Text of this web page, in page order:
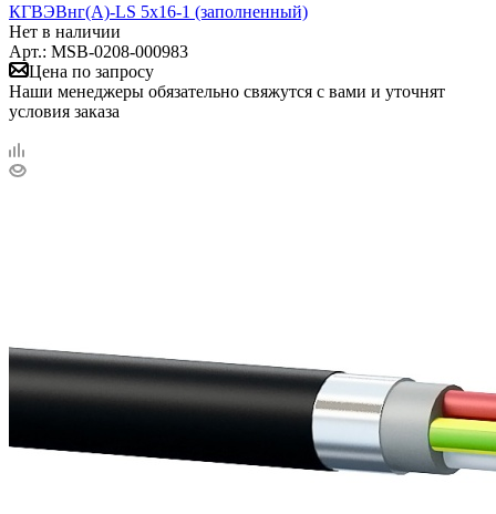
КГВЭВнг(А)-LS 5х16-1 (заполненный)
Нет в наличии
Арт.: MSB-0208-000983
Цена по запросу
Наши менеджеры обязательно свяжутся с вами и уточнят
условия заказа